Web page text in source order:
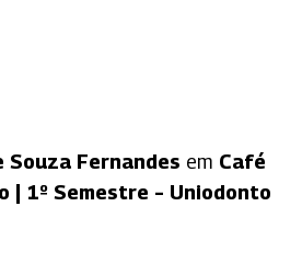
Souza Fernandes em Café
| 1º Semestre – Uniodonto